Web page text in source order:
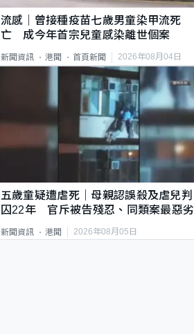
流感｜曾接種疫苗七歲男童染甲流死
亡 成今年首宗兒童感染離世個案
新聞資訊 港聞 首頁新聞 2026年08月04日
五歲童疑遭虐死｜母親認誤殺及虐兒判
囚22年 官斥被告殘忍、同類案最惡劣
新聞資訊 港聞 2026年08月05日